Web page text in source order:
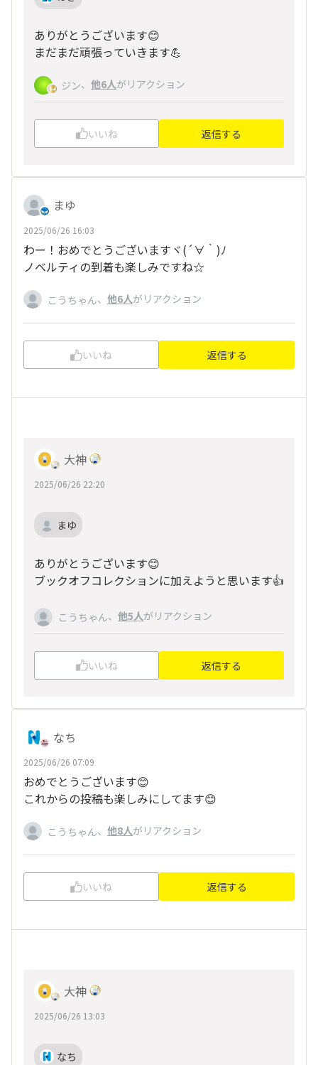
ありがとうございます😊
まだまだ頑張っていきます💪
ジン、 他6人がリアクション
いいね 返信する
まゆ
2025/06/26 16:03
わー！おめでとうございますヾ( ´∀｀ )ﾉ
ノベルティの到着も楽しみですね☆
こうちゃん、 他6人がリアクション
いいね 返信する
大神
2025/06/26 22:20
まゆ
ありがとうございます😊
ブックオフコレクションに加えようと思います👍
こうちゃん、 他5人がリアクション
いいね 返信する
なち
2025/06/26 07:09
おめでとうございます😊
これからの投稿も楽しみにしてます😊
こうちゃん、 他8人がリアクション
いいね 返信する
大神
2025/06/26 13:03
なち